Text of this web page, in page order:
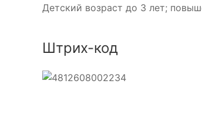
Детский возраст до 3 лет;
Штрих-код